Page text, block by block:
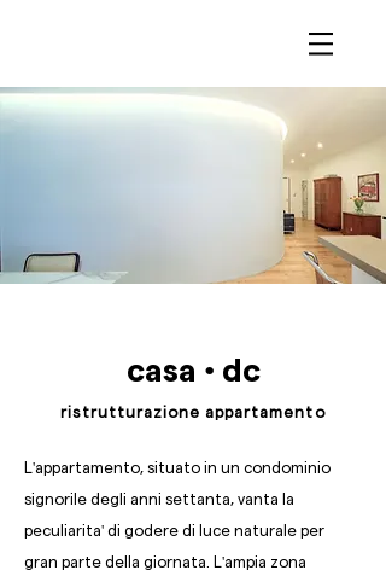
casa • dc
ristrutturazione appartamento
L'appartamento, situato in un condominio
signorile degli anni settanta, vanta la
peculiarita' di godere di luce naturale per
gran parte della giornata. L'ampia zona